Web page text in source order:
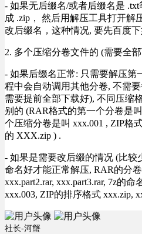
- 如果无后缀名/或者后缀名是
成 .zip， 然后用解压工具打开解
改后缀名，这种情况, 要先百度
2. 多个压缩分卷文件的 (需要全
- 如果后缀名正常: 只需要解压第
程中会自动调用其他分卷, 不需
需要提前全部下载好), 不同压缩
别的 (RAR格式的第一个分卷是
个压缩分卷是叫 xxx.001 , ZIP格
的 XXX.zip ) .
- 如果是需要改后缀的情况 (比较
命名好才能正常解压, RAR的分
xxx.part2.rar, xxx.part3.rar, 7z的
xxx.003, ZIP的排序格式 xxx.zip,
社长-河蟹